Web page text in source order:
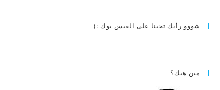
شووو رأيك تحبنا على الفيس بوك :)
مين هيك؟